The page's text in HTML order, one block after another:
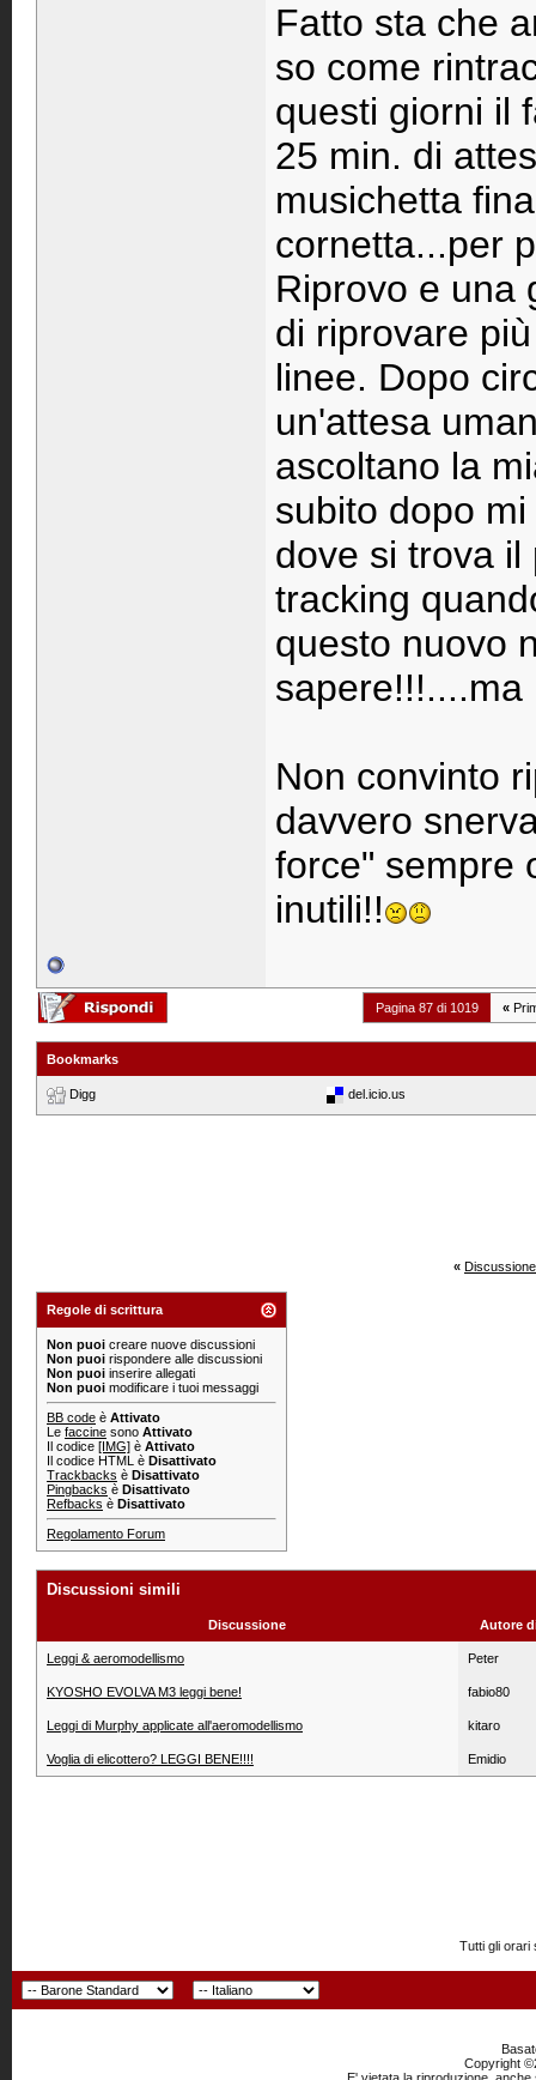
Fatto sta che
so come
questi giorni il
25 min. di
musichetta
cornetta...per
Riprovo e una
di riprovare
linee. Dopo
un'attesa
ascoltano la
subito dopo
dove si trova
tracking
questo nuovo
Non convinto
davvero
force" sempre
inutili!!
Pagina 87 di 1019 «
Bookmarks
Digg del.icio.us
«
Regole di scrittura
Non puoi creare nuove discussioni
Non puoi rispondere alle discussioni
Non puoi inserire allegati
Non puoi modificare i tuoi messaggi
BB code è Attivato
Le faccine sono Attivato
Il codice [IMG] è Attivato
Il codice HTML è Disattivato
Trackbacks è Disattivato
Pingbacks è Disattivato
Refbacks è Disattivato
Regolamento Forum
Discussioni simili
Discussione Autore
Leggi & aeromodellismo Peter
KYOSHO EVOLVA M3 leggi bene! fabio80
Leggi di Murphy applicate all'aeromodellismo kitaro
Voglia di elicottero? LEGGI BENE!!!! Emidio
Tutti gli orari
Copyright